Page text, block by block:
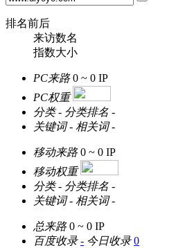
排名前后
来访数名
指数大小
PC来路 0 ~ 0 IP
PC权重
分类 - 分类排名 -
关键词 - 相关词 -
移动来路 0 ~ 0 IP
移动权重
分类 - 分类排名 -
关键词 - 相关词 -
总来路 0 ~ 0 IP
百度收录 - 今日收录 0